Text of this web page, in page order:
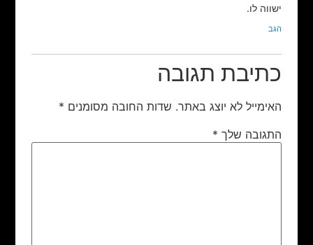
ישווה לו.
הגב
כתיבת תגובה
האימייל לא יוצג באתר. שדות החובה מסומנים *
התגובה שלך *